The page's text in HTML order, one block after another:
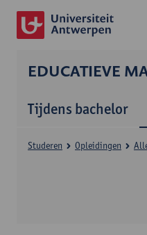
EDUCATIEVE
Tijdens bachelor
Studeren Opleidingen